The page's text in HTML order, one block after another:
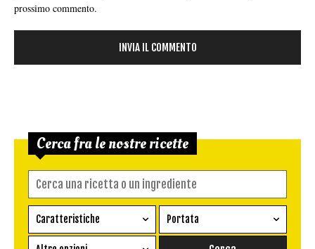
prossimo commento.
Cerca fra le nostre ricette
Caratteristiche
Ricetta vegetariana
Portata